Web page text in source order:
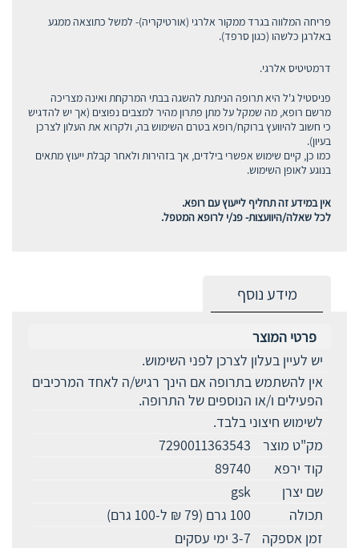
פריחה המלווה בגרד ממקור אלרגי (אורטיקריה)- למשל כתוצאה ממגע
באלרגן כלשהו (כגון סרפד).
דרמטיטיס אלרגי.
פניסטיל ג'ל היא תרופה הניתנת להשגה בבתי המרקחת ואינה מצריכה
מרשם רופא, מה שמקל על מתן פתרון מהיר למצבים נפוצים (אך יש להדגיש
כי חשוב להיוועץ ברוקח/רופא בטרם השימוש בה, ולקרוא את העלון לצרכן
בעיון).
כמו כן, קיים שימוש אפשרי בילדים, אך בזהירות ולאחר קבלת ייעוץ מתאים
בנוגע לאופן השימוש.
אין במידע זה תחליף לייעוץ עם רופא.
לכל שאלה/היוועצות- פנ/י לרופא המטפל.
מידע נוסף
פרטי המוצר
יש לעיין בעלון לצרכן לפני השימוש.
אין להשתמש בתרופה אם הינך רגיש/ה לאחד המרכיבים
הפעילים ו/או הנוספים של התרופה.
לשימוש חיצוני בלבד.
מק"ט מוצר
7290011363543
קוד ירפא
89740
שם יצרן
gsk
תכולה
100 גרם (79 ₪ ל-100 גרם)
זמן אספקה
3-7 ימי עסקים